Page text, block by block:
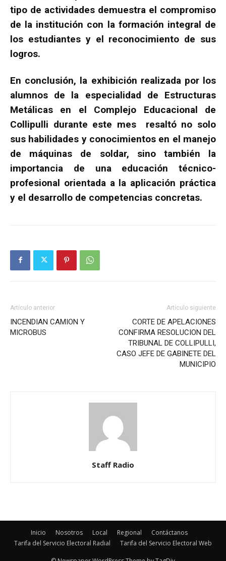
tipo de actividades demuestra el compromiso
de la institución con la formación integral de
los estudiantes y el reconocimiento de sus
logros.
En conclusión, la exhibición realizada por los
alumnos de la especialidad de Estructuras
Metálicas en el Complejo Educacional de
Collipulli durante este mes resaltó no solo
sus habilidades y conocimientos en el manejo
de máquinas de soldar, sino también la
importancia de una educación técnico-
profesional orientada a la aplicación práctica
y el desarrollo de competencias concretas.
Artículo anterior
INCENDIAN CAMION Y
MICROBUS
Artículo siguiente
CORTE DE APELACIONES
CONFIRMA RESOLUCION DEL
TRIBUNAL DE COLLIPULLI,
CASO JEFE DE GABINETE DEL
MUNICIPIO
Staff Radio
Inicio Nosotros Local Regional
Contáctanos
Tarifa del Servicio Electoral Radial
Tarifa del Servicio Electoral Web